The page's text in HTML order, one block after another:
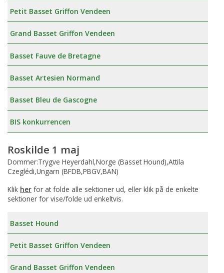
Petit Basset Griffon Vendeen
Grand Basset Griffon Vendeen
Basset Fauve de Bretagne
Basset Artesien Normand
Basset Bleu de Gascogne
BIS konkurrencen
Roskilde 1 maj
Dommer:Trygve Heyerdahl,Norge (Basset Hound),Attila
Czeglédi,Ungarn (BFDB,PBGV,BAN)
Klik her for at folde alle sektioner ud, eller klik på de enkelte
sektioner for vise/folde ud enkeltvis.
Basset Hound
Petit Basset Griffon Vendeen
Grand Basset Griffon Vendeen